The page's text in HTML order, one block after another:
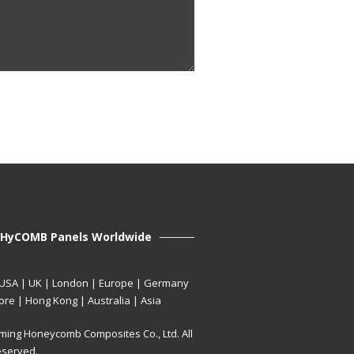
HyCOMB Panels Worldwide
| UK | London | Europe | Germany
| Hong Kong | Australia | Asia
Honeycomb Composites Co., Ltd. All